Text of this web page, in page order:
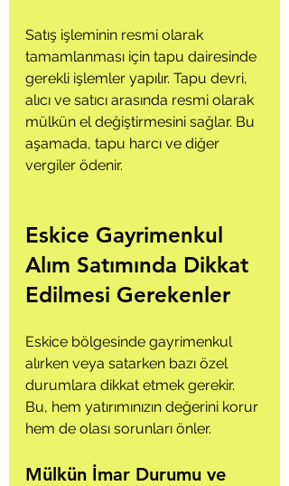
Satış işleminin resmi olarak
tamamlanması için tapu dairesinde
gerekli işlemler yapılır. Tapu devri,
alıcı ve satıcı arasında resmi olarak
mülkün el değiştirmesini sağlar. Bu
aşamada, tapu harcı ve diğer
vergiler ödenir.
Eskice Gayrimenkul
Alım Satımında Dikkat
Edilmesi Gerekenler
Eskice bölgesinde gayrimenkul
alırken veya satarken bazı özel
durumlara dikkat etmek gerekir.
Bu, hem yatırımınızın değerini korur
hem de olası sorunları önler.
Mülkün İmar Durumu ve